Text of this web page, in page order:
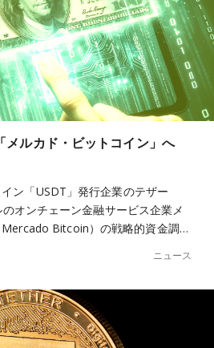
メルカド・ビットコイン」へ
ン「USDT」発行企業のテザー
オンチェーン金融サービス企業メ
Mercado Bitcoin）の戦略的資金調…
ニュース